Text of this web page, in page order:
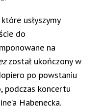
usłyszymy
do
na
został ukończony w
po powstaniu
podczas koncertu
Habenecka.